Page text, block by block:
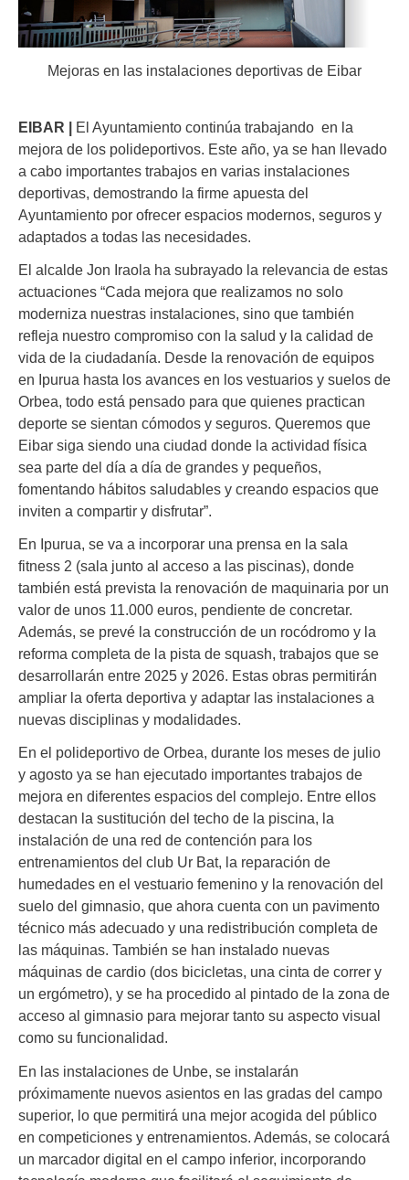
Mejoras en las instalaciones deportivas de Eibar
EIBAR | El Ayuntamiento continúa trabajando en la
mejora de los polideportivos. Este año, ya se han llevado
a cabo importantes trabajos en varias instalaciones
deportivas, demostrando la firme apuesta del
Ayuntamiento por ofrecer espacios modernos, seguros y
adaptados a todas las necesidades.
El alcalde Jon Iraola ha subrayado la relevancia de estas
actuaciones “Cada mejora que realizamos no solo
moderniza nuestras instalaciones, sino que también
refleja nuestro compromiso con la salud y la calidad de
vida de la ciudadanía. Desde la renovación de equipos
en Ipurua hasta los avances en los vestuarios y suelos de
Orbea, todo está pensado para que quienes practican
deporte se sientan cómodos y seguros. Queremos que
Eibar siga siendo una ciudad donde la actividad física
sea parte del día a día de grandes y pequeños,
fomentando hábitos saludables y creando espacios que
inviten a compartir y disfrutar”.
En Ipurua, se va a incorporar una prensa en la sala
fitness 2 (sala junto al acceso a las piscinas), donde
también está prevista la renovación de maquinaria por un
valor de unos 11.000 euros, pendiente de concretar.
Además, se prevé la construcción de un rocódromo y la
reforma completa de la pista de squash, trabajos que se
desarrollarán entre 2025 y 2026. Estas obras permitirán
ampliar la oferta deportiva y adaptar las instalaciones a
nuevas disciplinas y modalidades.
En el polideportivo de Orbea, durante los meses de julio
y agosto ya se han ejecutado importantes trabajos de
mejora en diferentes espacios del complejo. Entre ellos
destacan la sustitución del techo de la piscina, la
instalación de una red de contención para los
entrenamientos del club Ur Bat, la reparación de
humedades en el vestuario femenino y la renovación del
suelo del gimnasio, que ahora cuenta con un pavimento
técnico más adecuado y una redistribución completa de
las máquinas. También se han instalado nuevas
máquinas de cardio (dos bicicletas, una cinta de correr y
un ergómetro), y se ha procedido al pintado de la zona de
acceso al gimnasio para mejorar tanto su aspecto visual
como su funcionalidad.
En las instalaciones de Unbe, se instalarán
próximamente nuevos asientos en las gradas del campo
superior, lo que permitirá una mejor acogida del público
en competiciones y entrenamientos. Además, se colocará
un marcador digital en el campo inferior, incorporando